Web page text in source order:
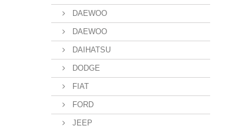
DAEWOO
DAEWOO
DAIHATSU
DODGE
FIAT
FORD
JEEP